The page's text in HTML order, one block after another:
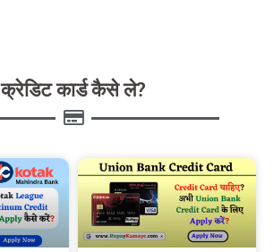
क्रेडिट कार्ड कैसे ले?